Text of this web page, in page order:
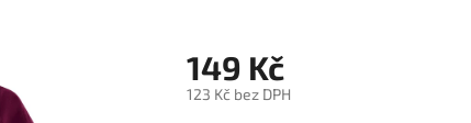
149 Kč
123 Kč bez DPH